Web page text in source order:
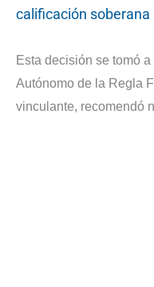
calificación soberana
Esta decisión se tomó
Autónomo de la Regla
vinculante, recomendó